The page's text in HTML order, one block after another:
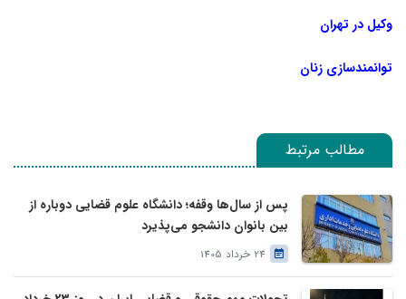
وکیل در تهران
توانمندسازی زنان
مطالب مرتبط
پس از سال‌ها وقفه؛ دانشگاه علوم قضایی دوباره از
بین بانوان دانشجو می‌پذیرد
24 خرداد 1405